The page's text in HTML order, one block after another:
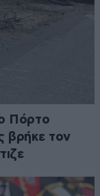
Πόρτο
βρήκε τον